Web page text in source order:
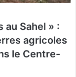
au Sahel » :
agricoles
le Centre-